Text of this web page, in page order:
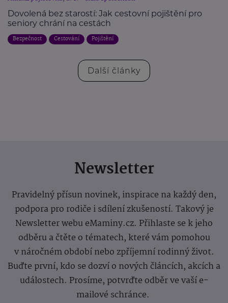
Dovolená bez starostí: Jak cestovní pojištění pro
seniory chrání na cestách
Bezpečnost Cestování Pojištění
Další články
Newsletter
Pravidelný přísun novinek, inspirace na každý den,
podpora pro rodiče i sdílení zkušeností. Takový je
Newsletter webu eMaminy.cz. Přihlaste se k jeho
odběru a čtěte o tématech, které vám pomohou
v náročném období nebo zpříjemní rodinný život.
Buďte první, kdo se dozví o nových článcích, akcích a
událostech. Prosíme, potvrďte odběr ve vaší e-
mailové schránce.